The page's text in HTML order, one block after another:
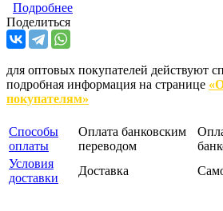
Подробнее
Поделиться
для оптовых покупателей действуют
подробная информация на странице
покупателям»
Способы
оплаты
Оплата банковским
переводом
Условия
доставки
Доставка